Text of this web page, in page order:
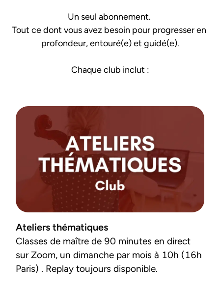
Un seul abonnement.
Tout ce dont vous avez besoin pour progresser en
profondeur, entouré(e) et guidé(e).
Chaque club inclut :
Ateliers thématiques
Classes de maître de 90 minutes en direct
sur Zoom, un dimanche par mois à 10h (16h
Paris) . Replay toujours disponible.